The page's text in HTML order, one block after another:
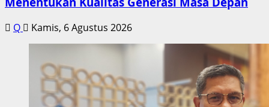
Q Kamis, 6 Agustus 2026